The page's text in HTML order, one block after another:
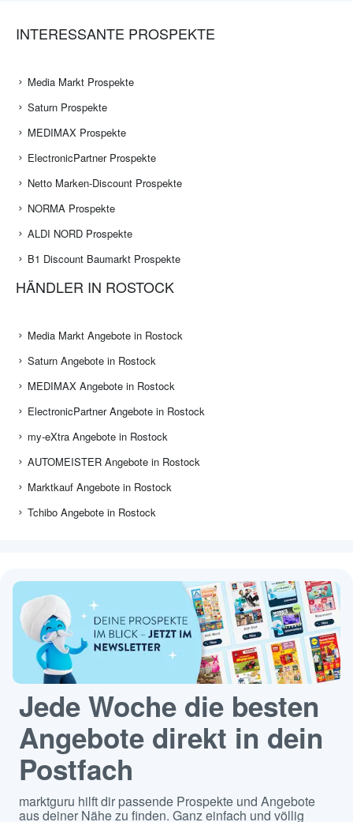
INTERESSANTE PROSPEKTE
Media Markt Prospekte
Saturn Prospekte
MEDIMAX Prospekte
ElectronicPartner Prospekte
Netto Marken-Discount Prospekte
NORMA Prospekte
ALDI NORD Prospekte
B1 Discount Baumarkt Prospekte
HÄNDLER IN ROSTOCK
Media Markt Angebote in Rostock
Saturn Angebote in Rostock
MEDIMAX Angebote in Rostock
ElectronicPartner Angebote in Rostock
my-eXtra Angebote in Rostock
AUTOMEISTER Angebote in Rostock
Marktkauf Angebote in Rostock
Tchibo Angebote in Rostock
Jede Woche die besten
Angebote direkt in dein
Postfach
marktguru hilft dir passende Prospekte und Angebote
aus deiner Nähe zu finden. Ganz einfach und völlig